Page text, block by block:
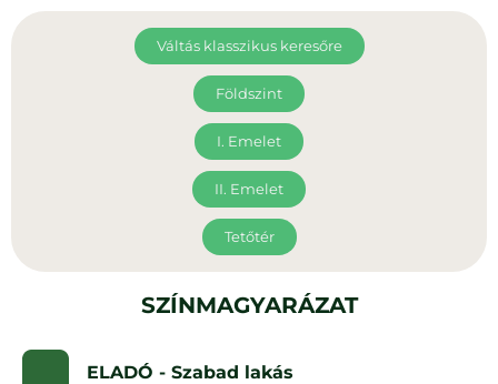
Váltás klasszikus keresőre
Földszint
I. Emelet
II. Emelet
Tetőtér
SZÍNMAGYARÁZAT
ELADÓ - Szabad lakás